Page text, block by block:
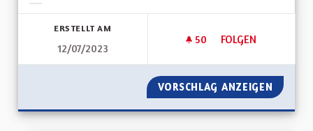
ERSTELLT AM
12/07/2023
50 50 FOLLOWER
FOLGEN
COMPÉTENCES
VORSCHLAG ANZEIGEN